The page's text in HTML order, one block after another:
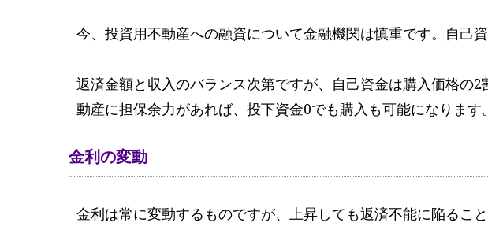
今、投資用不動産への融資について金融機関は慎重です。自己
返済金額と収入のバランス次第ですが、自己資金は購入価格の
動産に担保余力があれば、投下資金0でも購入も可能になります。
金利の変動
金利は常に変動するものですが、上昇しても返済不能に陥ること